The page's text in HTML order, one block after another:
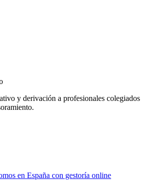
y derivación a profesionales colegiados
en España con gestoría online